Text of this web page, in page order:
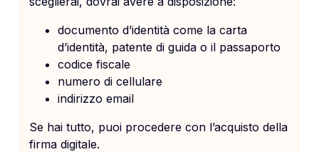
documento d’identità come la carta
d’identità, patente di guida o il passaporto
codice fiscale
numero di cellulare
indirizzo email
Se hai tutto, puoi procedere con l’acquisto della
firma digitale.